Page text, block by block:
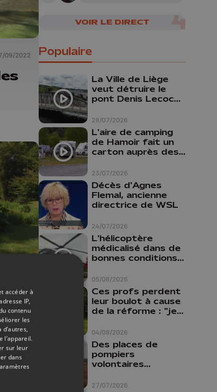
09/2022
VOIR LE DIRECT
Populaire
28/07/2026
La Ville de Liège
veut détruire le
pont Denis Lecocq
budget pour le
faire
23/07/2026
L'aire de camping
de Hamoir fait un
carton auprès des
24/07/2026
Décès d'Agnes
Flemal, ancienne
directrice de WSL
05/08/2026
L'hélicoptère
médicalisé dans de
bonnes conditions à
04/08/2026
Ces profs perdent
leur boulot à cause
de la réforme : "je
comme prof que
comme
pharmacienne"
27/07/2026
Des places de
pompiers
volontaires
province de Liège :
accéder à
IP,
contenu
les
l’appareil.
sur leur
dans